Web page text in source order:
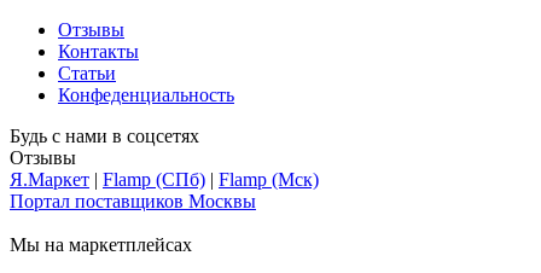
Отзывы
Контакты
Статьи
Конфеденциальность
Будь с нами в соцсетях
Отзывы
Я.Маркет | Flamp (СПб) | Flamp (Мск)
Портал поставщиков Москвы
Мы на маркетплейсах